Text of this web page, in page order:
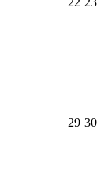
29 30